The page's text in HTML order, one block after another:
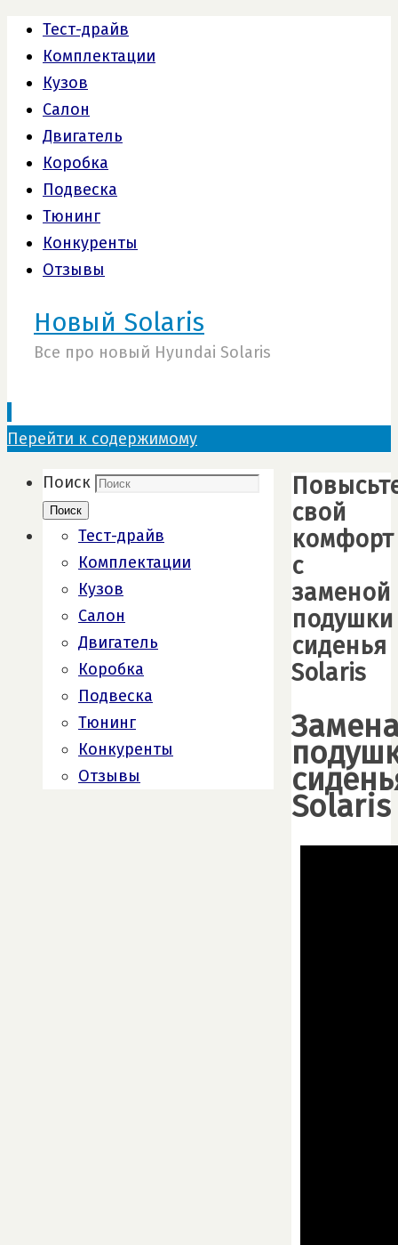
Тест-драйв
Комплектации
Кузов
Салон
Двигатель
Коробка
Подвеска
Тюнинг
Конкуренты
Отзывы
Новый Solaris
Все про новый Hyundai Solaris
Перейти к содержимому
свой
комфорт
с
заменой
подушки
сиденья
Solaris
Solaris
Поиск
Поиск
Тест-драйв
Комплектации
Кузов
Салон
Двигатель
Коробка
Подвеска
Тюнинг
Конкуренты
Отзывы